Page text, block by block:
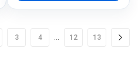
3 4 … 12 13